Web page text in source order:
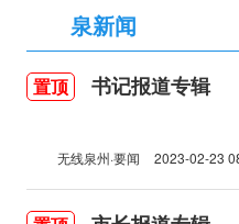
泉新闻
置顶 书记报道专辑
无线泉州·要闻 2023-02-23